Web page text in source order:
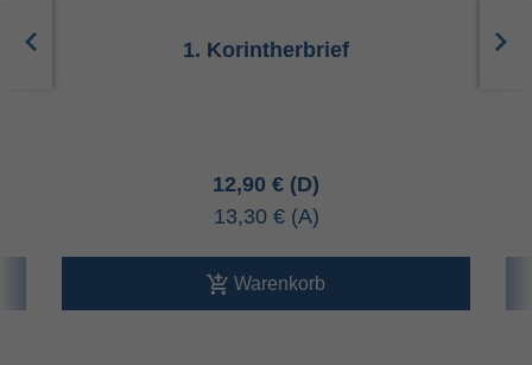
1. Korintherbrief
12,90 €
13,30 €
Warenkorb